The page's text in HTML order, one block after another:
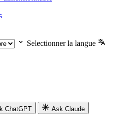
Selectionner la langue
ChatGPT Ask Claude